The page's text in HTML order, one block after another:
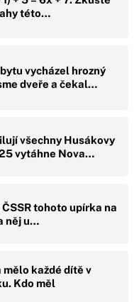
této…
vycházel hrozný
dveře a čekal…
všechny Husákovy
vytáhne Nova…
tohoto upírka na
něj u…
každé dítě v
Kdo měl